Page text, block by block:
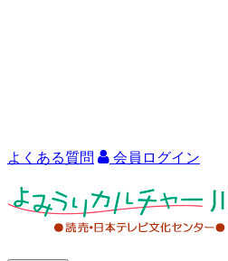
よくある質問 会員ログイン